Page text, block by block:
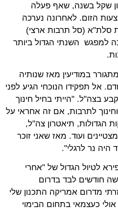
של 60 מיליון שקל בשנה, שאף פעלה
הזום. לאחרונה נערכה
סלת"א (סל תרבות ארצי)
למפגש השנתי הגדול ביותר
מתגורר במודיעין מאז שנותיה
אל תפקידו הנוכחי הגיע לפני
בצה"ל. "הייתי בחיל חינוך
וחינוך לתרבות, אם זה אחראי על
הגדולות, תיאטרון צה"ל,
ועוד. מאז שאני זוכר
נר לרגלי".
לטיול הגדול של "אחרי
חודשים לבד בדרום
מדרום אמריקה התכנון שלי
כעצמאי בתחום הבימוי